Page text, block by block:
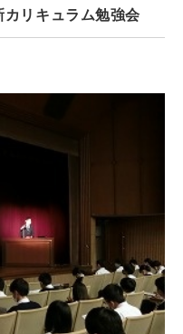
リキュラム勉強会